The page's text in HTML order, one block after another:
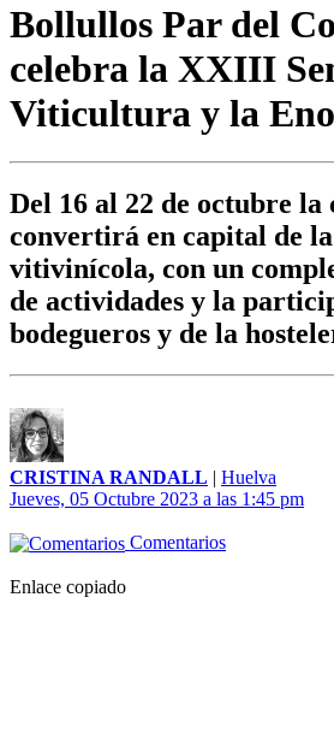
Bollullos Par del
celebra la XXIII
Viticultura y la
Del 16 al 22 de octubre la
convertirá en capital de
vitivinícola, con un
de actividades y la
bodegueros y de la
CRISTINA RANDALL | Huelva
Jueves, 05 Octubre 2023 a las 1:45 pm
Comentarios
Enlace copiado